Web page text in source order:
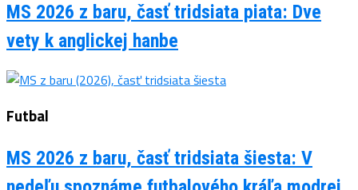
MS 2026 z baru, časť tridsiata piata: Dve
vety k anglickej hanbe
Futbal
MS 2026 z baru, časť tridsiata šiesta: V